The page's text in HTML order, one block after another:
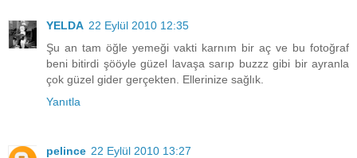
YELDA 22 Eylül 2010 12:35
Şu an tam öğle yemeği vakti karnım bir aç ve bu fotoğraf
beni bitirdi şööyle güzel lavaşa sarıp buzzz gibi bir ayranla
çok güzel gider gerçekten. Ellerinize sağlık.
Yanıtla
pelince 22 Eylül 2010 13:27